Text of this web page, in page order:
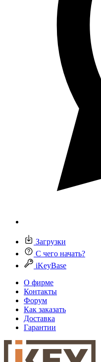
Загрузки
С чего начать?
iKeyBase
О фирме
Контакты
Форум
Как заказать
Доставка
Гарантии